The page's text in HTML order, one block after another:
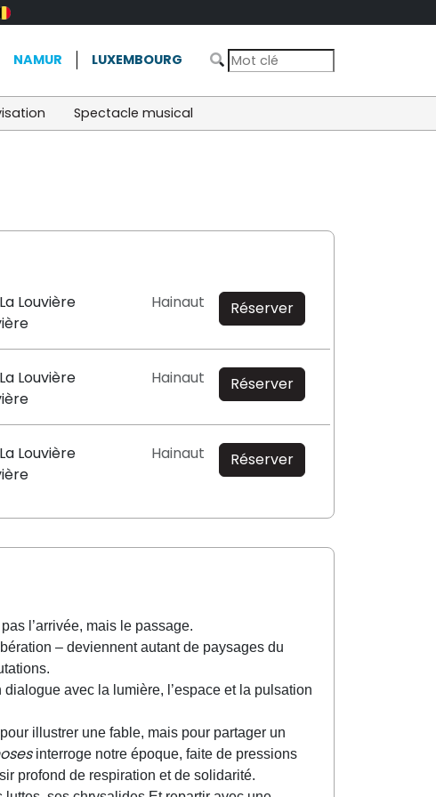
NAMUR LUXEMBOURG
Spectacle musical
Louvière
Hainaut Réserver
Louvière
Hainaut Réserver
Louvière
Hainaut Réserver
l’arrivée, mais le passage.
– deviennent autant de paysages du
avec la lumière, l’espace et la pulsation
illustrer une fable, mais pour partager un
interroge notre époque, faite de pressions
profond de respiration et de solidarité.